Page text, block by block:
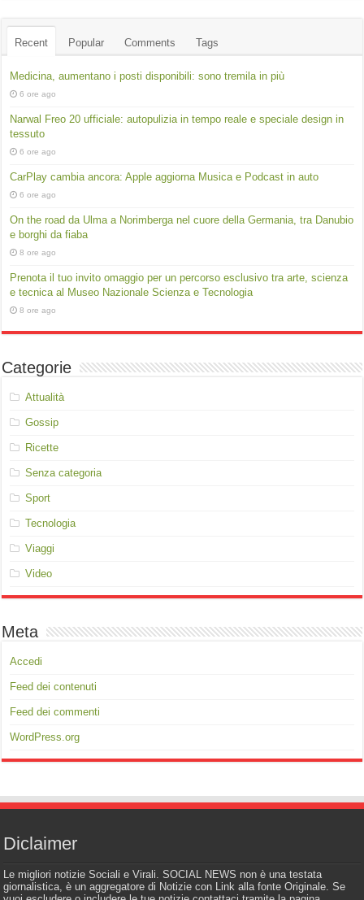
Recent Popular Comments Tags
Medicina, aumentano i posti disponibili: sono tremila in più
6 ore ago
Narwal Freo 20 ufficiale: autopulizia in tempo reale e speciale design in
tessuto
6 ore ago
CarPlay cambia ancora: Apple aggiorna Musica e Podcast in auto
6 ore ago
On the road da Ulma a Norimberga nel cuore della Germania, tra Danubio
e borghi da fiaba
8 ore ago
Prenota il tuo invito omaggio per un percorso esclusivo tra arte, scienza
e tecnica al Museo Nazionale Scienza e Tecnologia
8 ore ago
Categorie
Attualità
Gossip
Ricette
Senza categoria
Sport
Tecnologia
Viaggi
Video
Meta
Accedi
Feed dei contenuti
Feed dei commenti
WordPress.org
Diclaimer
Le migliori notizie Sociali e Virali. SOCIAL NEWS non è una testata
giornalistica, è un aggregatore di Notizie con Link alla fonte Originale. Se